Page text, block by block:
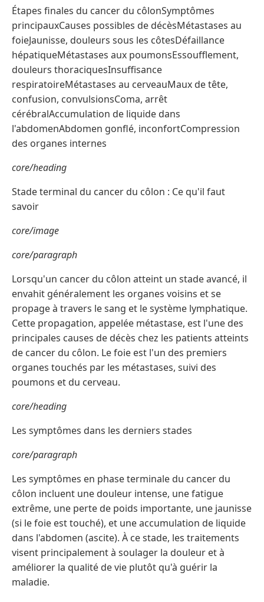
Étapes finales du cancer du côlonSymptômes
principauxCauses possibles de décèsMétastases au
foieJaunisse, douleurs sous les côtesDéfaillance
hépatiqueMétastases aux poumonsEssoufflement,
douleurs thoraciquesInsuffisance
respiratoireMétastases au cerveauMaux de tête,
confusion, convulsionsComa, arrêt
cérébralAccumulation de liquide dans
l'abdomenAbdomen gonflé, inconfortCompression
des organes internes
core/heading
Stade terminal du cancer du côlon : Ce qu'il faut
savoir
core/image
core/paragraph
Lorsqu'un cancer du côlon atteint un stade avancé, il
envahit généralement les organes voisins et se
propage à travers le sang et le système lymphatique.
Cette propagation, appelée métastase, est l'une des
principales causes de décès chez les patients atteints
de cancer du côlon. Le foie est l'un des premiers
organes touchés par les métastases, suivi des
poumons et du cerveau.
core/heading
Les symptômes dans les derniers stades
core/paragraph
Les symptômes en phase terminale du cancer du
côlon incluent une douleur intense, une fatigue
extrême, une perte de poids importante, une jaunisse
(si le foie est touché), et une accumulation de liquide
dans l'abdomen (ascite). À ce stade, les traitements
visent principalement à soulager la douleur et à
améliorer la qualité de vie plutôt qu'à guérir la
maladie.